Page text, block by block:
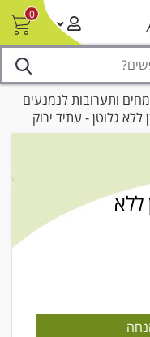
0
הזמנה
ותערובות לנמנעים
גלוטן - עתיד ירוק
ללא